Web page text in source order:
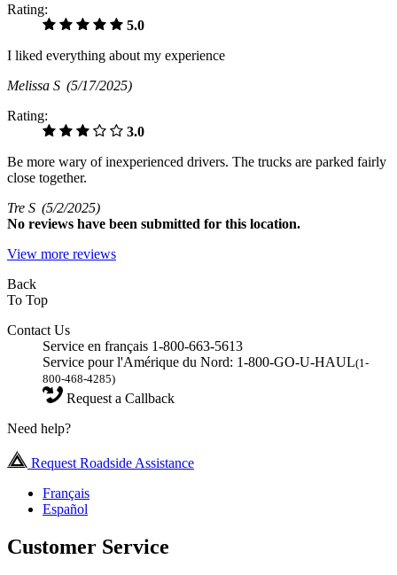
Rating:
5.0
I liked everything about my experience
Melissa S (5/17/2025)
Rating:
3.0
Be more wary of inexperienced drivers. The trucks are parked fairly
close together.
Tre S (5/2/2025)
No reviews have been submitted for this location.
View more reviews
Back
To Top
Contact Us
Service en français 1-800-663-5613
Service pour l'Amérique du Nord: 1-800-GO-U-HAUL(1-
800-468-4285)
Request a Callback
Need help?
Request Roadside Assistance
Français
Español
Customer Service